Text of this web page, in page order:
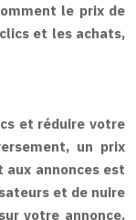
le prix de
et les achats,
et réduire votre
un prix
annonces est
et de nuire
votre annonce.